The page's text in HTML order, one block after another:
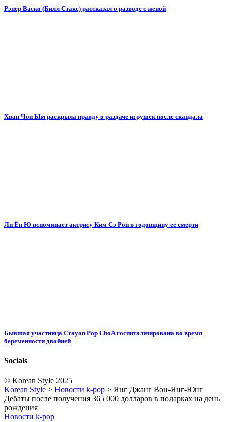
Рэпер Васко (Билл Стакс) рассказал о разводе с женой
Хван Чон Ым раскрыла правду о раздаче игрушек после скандала
Ли Ён Ю вспоминает актрису Ким Сэ Рон в годовщину ее смерти
Бывшая участница Crayon Pop ChoA госпитализирована во время
беременности двойней
Socials
© Korean Style 2025
Korean Style > Новости k-pop > Янг Джанг Вон-Янг-Юнг
Дебаты после получения 365 000 долларов в подарках на день
рождения
Новости k-pop